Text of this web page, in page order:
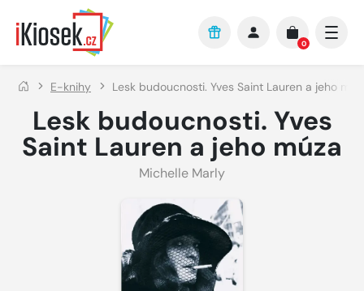
Přejít na hlavní obsah
0
E-knihy Lesk budoucnosti. Yves Saint Lauren a jeho
Lesk budoucnosti. Yves
Saint Lauren a jeho múza
Michelle Marly